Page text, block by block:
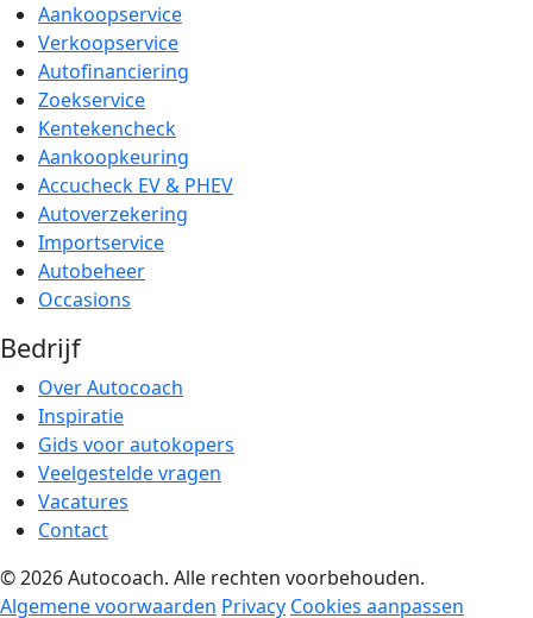
Aankoopservice
Verkoopservice
Autofinanciering
Zoekservice
Kentekencheck
Aankoopkeuring
Accucheck EV & PHEV
Autoverzekering
Importservice
Autobeheer
Occasions
Bedrijf
Over Autocoach
Inspiratie
Gids voor autokopers
Veelgestelde vragen
Vacatures
Contact
© 2026 Autocoach. Alle rechten voorbehouden.
Algemene voorwaarden Privacy Cookies aanpassen